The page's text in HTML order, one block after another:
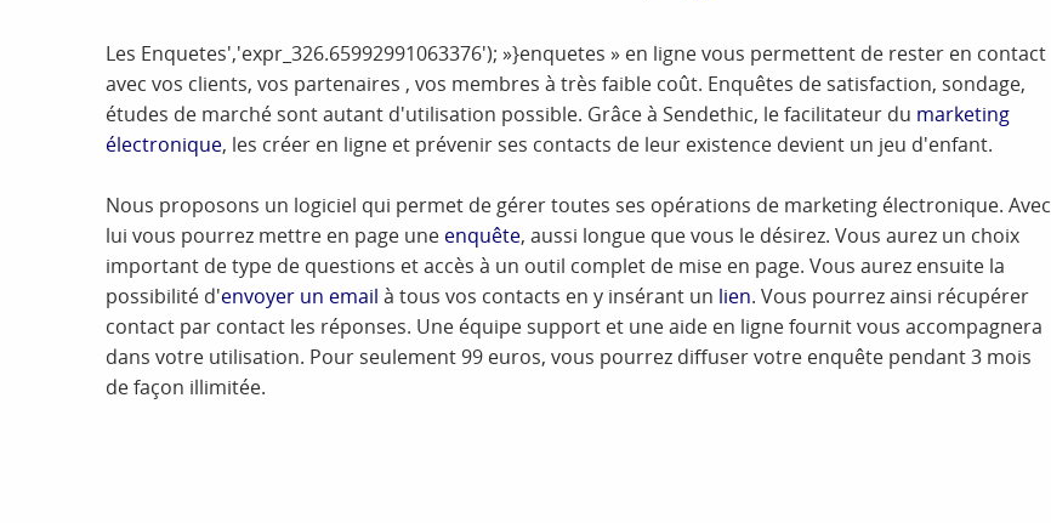
Les Enquetes','expr_326.65992991063376'); »}enquetes » en ligne vous permettent de rester en contact
avec vos clients, vos partenaires , vos membres à très faible coût. Enquêtes de satisfaction, sondage,
études de marché sont autant d'utilisation possible. Grâce à Sendethic, le facilitateur du marketing
électronique, les créer en ligne et prévenir ses contacts de leur existence devient un jeu d'enfant.
Nous proposons un logiciel qui permet de gérer toutes ses opérations de marketing électronique. Avec
lui vous pourrez mettre en page une enquête, aussi longue que vous le désirez. Vous aurez un choix
important de type de questions et accès à un outil complet de mise en page. Vous aurez ensuite la
possibilité d'envoyer un email à tous vos contacts en y insérant un lien. Vous pourrez ainsi récupérer
contact par contact les réponses. Une équipe support et une aide en ligne fournit vous accompagnera
dans votre utilisation. Pour seulement 99 euros, vous pourrez diffuser votre enquête pendant 3 mois
de façon illimitée.